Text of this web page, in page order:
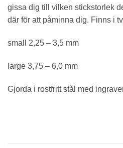
gissa dig till vilken stickstorlek
där för att påminna dig. Finns i
small 2,25 – 3,5 mm
large 3,75 – 6,0 mm
Gjorda i rostfritt stål med